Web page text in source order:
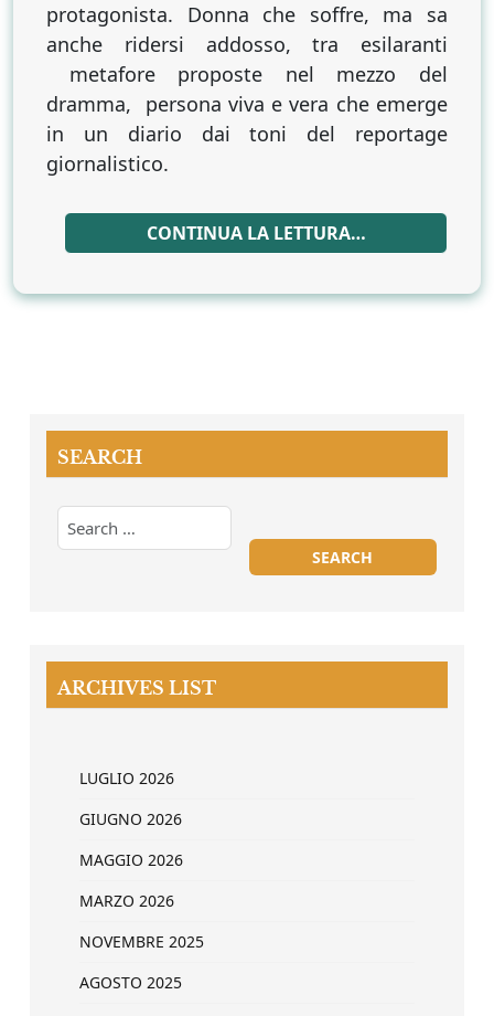
protagonista. Donna che soffre, ma sa
anche ridersi addosso, tra esilaranti
metafore proposte nel mezzo del
dramma, persona viva e vera che emerge
in un diario dai toni del reportage
giornalistico.
CONTINUA LA LETTURA…
SEARCH
ARCHIVES LIST
LUGLIO 2026
GIUGNO 2026
MAGGIO 2026
MARZO 2026
NOVEMBRE 2025
AGOSTO 2025